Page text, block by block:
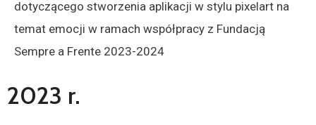
dotyczącego stworzenia aplikacji w stylu pixelart na
temat emocji w ramach współpracy z Fundacją
Sempre a Frente 2023-2024
2023 r.